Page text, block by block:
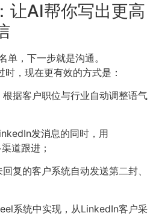
让AI帮你写出更高
单，下一步就是沟通。
时，现在更有效的方式是：
根据客户职位与行业自动调整语气
发消息的同时，用
道跟进；
回复的客户系统自动发送第二封、
系统中实现，从LinkedIn客户采